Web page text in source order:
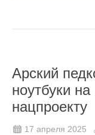
Арский
ноутбуки
нацпроекту
17 апреля 2025